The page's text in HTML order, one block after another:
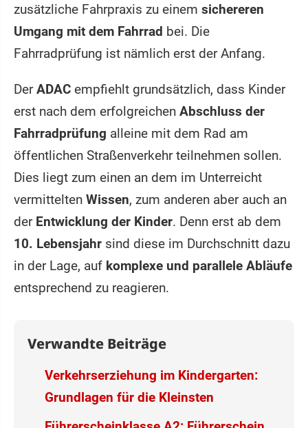
zusätzliche Fahrpraxis zu einem sichereren
Umgang mit dem Fahrrad bei. Die
Fahrradprüfung ist nämlich erst der Anfang.
DerADAC empfiehlt grundsätzlich, dass Kinder
erst nach dem erfolgreichen Abschluss der
Fahrradprüfung alleine mit dem Rad am
öffentlichen Straßenverkehr teilnehmen sollen.
Dies liegt zum einen an dem im Unterreicht
vermittelten Wissen, zum anderen aber auch an
der Entwicklung der Kinder. Denn erst ab dem
10. Lebensjahr sind diese im Durchschnitt dazu
in der Lage, auf komplexe und parallele Abläufe
entsprechend zu reagieren.
Verwandte Beiträge
Verkehrserziehung im Kindergarten:
Grundlagen für die Kleinsten